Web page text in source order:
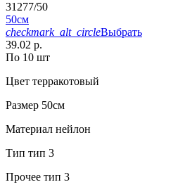
31277/50
50см
checkmark_alt_circleВыбрать
39.02 р.
По 10 шт
Цвет терракотовый
Размер 50см
Материал нейлон
Тип тип 3
Прочее тип 3